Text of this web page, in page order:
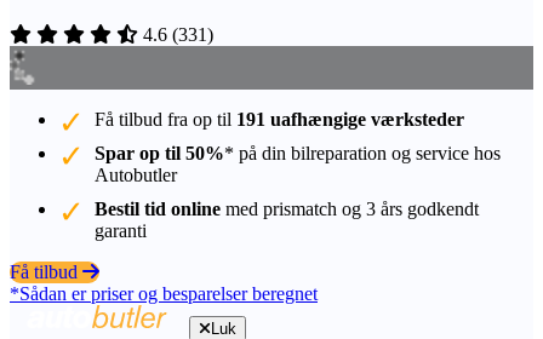
4.6 (331)
Få tilbud fra op til 191 uafhængige værksteder
Spar op til 50%* på din bilreparation og service hos
Autobutler
Bestil tid online med prismatch og 3 års godkendt
garanti
Få tilbud
*Sådan er priser og besparelser beregnet
Luk